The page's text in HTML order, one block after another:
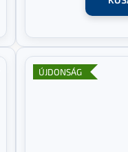
ÚJDONSÁG